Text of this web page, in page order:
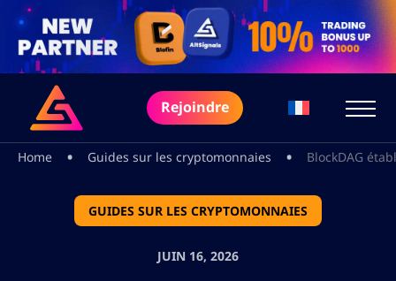
Rejoindre
Home • Guides sur les cryptomonnaies • BlockDAG
GUIDES SUR LES CRYPTOMONNAIES
JUIN 16, 2026